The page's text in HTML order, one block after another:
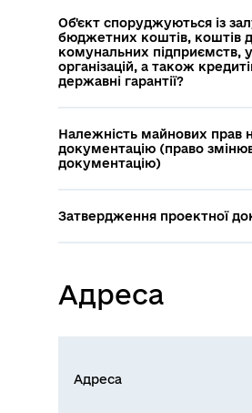
Об'єкт споруджуються із
бюджетних коштів, коштів
комунальних підприємств,
організацій, а також
державні гарантії?
Належність майнових прав
документацію (право
документацію)
Затвердження проектної
Адреса
Адреса